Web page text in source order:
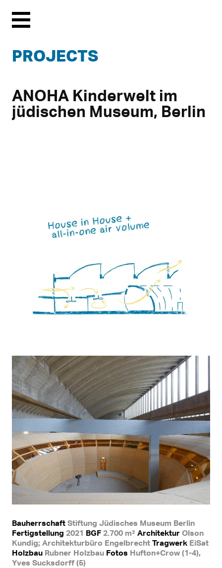
Menu
PROJECTS
ANOHA Kinderwelt im
jüdischen Museum, Berlin
Bauherrschaft Stiftung Jüdisches Museum Berlin
Fertigstellung 2021 BGF 2.700 m² Architektur Olson
Kundig; Architekturbüro Engelbrecht Tragwerk EiSat
Holzbau Rubner Holzbau Fotos Hufton+Crow (1-4),
Yves Sucksdorff (5)